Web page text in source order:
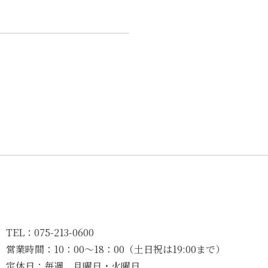
TEL： 075-213-0600
営業時間： 10：00〜18：00（土日祝は19:00まで）